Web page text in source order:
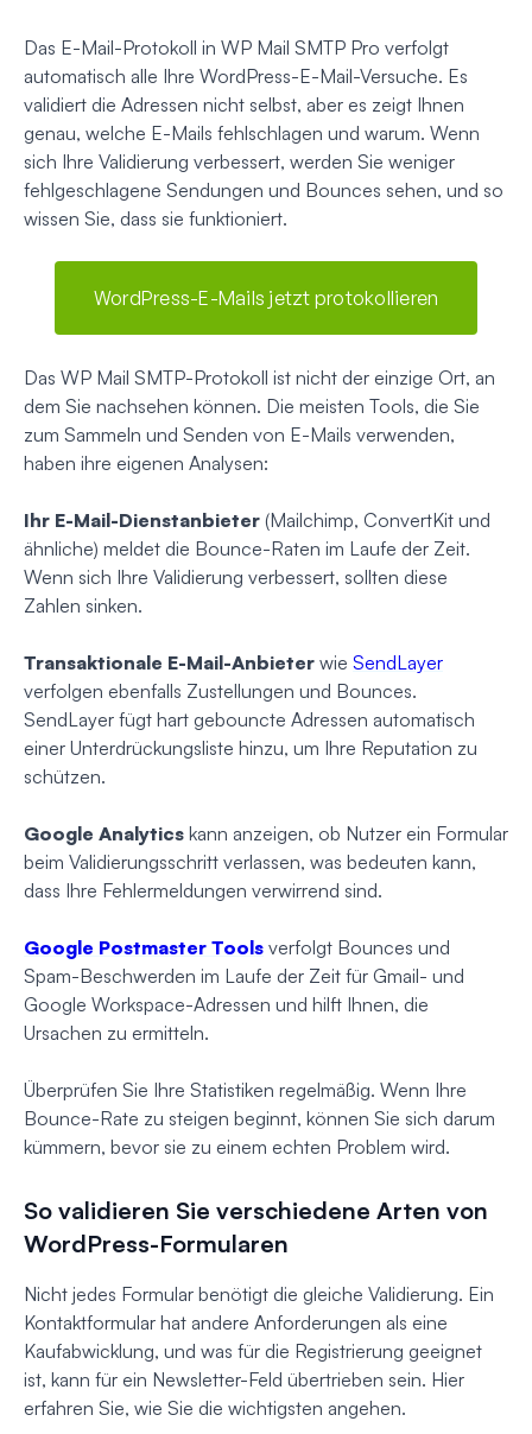
Das E-Mail-Protokoll in WP Mail SMTP Pro verfolgt
automatisch alle Ihre WordPress-E-Mail-Versuche. Es
validiert die Adressen nicht selbst, aber es zeigt Ihnen
genau, welche E-Mails fehlschlagen und warum. Wenn
sich Ihre Validierung verbessert, werden Sie weniger
fehlgeschlagene Sendungen und Bounces sehen, und so
wissen Sie, dass sie funktioniert.
WordPress-E-Mails jetzt protokollieren
Das WP Mail SMTP-Protokoll ist nicht der einzige Ort, an
dem Sie nachsehen können. Die meisten Tools, die Sie
zum Sammeln und Senden von E-Mails verwenden,
haben ihre eigenen Analysen:
Ihr E-Mail-Dienstanbieter (Mailchimp, ConvertKit und
ähnliche) meldet die Bounce-Raten im Laufe der Zeit.
Wenn sich Ihre Validierung verbessert, sollten diese
Zahlen sinken.
Transaktionale E-Mail-Anbieter wie SendLayer
verfolgen ebenfalls Zustellungen und Bounces.
SendLayer fügt hart gebouncte Adressen automatisch
einer Unterdrückungsliste hinzu, um Ihre Reputation zu
schützen.
Google Analytics kann anzeigen, ob Nutzer ein Formular
beim Validierungsschritt verlassen, was bedeuten kann,
dass Ihre Fehlermeldungen verwirrend sind.
Google Postmaster Tools verfolgt Bounces und
Spam-Beschwerden im Laufe der Zeit für Gmail- und
Google Workspace-Adressen und hilft Ihnen, die
Ursachen zu ermitteln.
Überprüfen Sie Ihre Statistiken regelmäßig. Wenn Ihre
Bounce-Rate zu steigen beginnt, können Sie sich darum
kümmern, bevor sie zu einem echten Problem wird.
So validieren Sie verschiedene Arten von
WordPress-Formularen
Nicht jedes Formular benötigt die gleiche Validierung. Ein
Kontaktformular hat andere Anforderungen als eine
Kaufabwicklung, und was für die Registrierung geeignet
ist, kann für ein Newsletter-Feld übertrieben sein. Hier
erfahren Sie, wie Sie die wichtigsten angehen.